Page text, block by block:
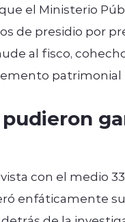
el Ministerio
de presidio por
al fisco,
patrimonial
pudieron
con el medio
enfáticamente